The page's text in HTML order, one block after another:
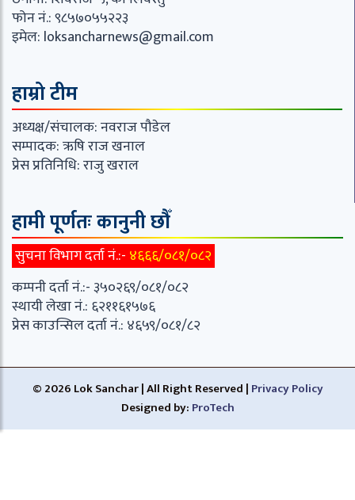
फोन नं.: ९८५७०५५२२३
इमेल: loksancharnews@gmail.com
हाम्रो टीम
अध्यक्ष/संचालक: नवराज पौडेल
सम्पादक: ऋषि राज खनाल
प्रेस प्रतिनिधि: राजु खराल
हामी पूर्णतः कानुनी छौँ
सुचना विभाग दर्ता नं.:- ४६६६/०८१/०८२
कम्पनी दर्ता नं.:- ३५०२६९/०८१/०८२
स्थायी लेखा नं.: ६२११६१५७६
प्रेस काउन्सिल दर्ता नं.: ४६५९/०८१/८२
© 2026 Lok Sanchar | All Right Reserved | Privacy Policy
Designed by: ProTech